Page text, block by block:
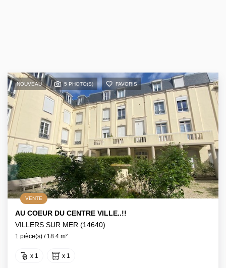
NOUVEAU 5 PHOTO(S) FAVORIS
VENTE
AU COEUR DU CENTRE VILLE..!!
VILLERS SUR MER (14640)
1 pièce(s) / 18.4 m²
x 1 x 1